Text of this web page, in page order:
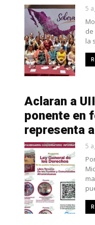
5
de
la
Aclaran a
ponente en
representa
5